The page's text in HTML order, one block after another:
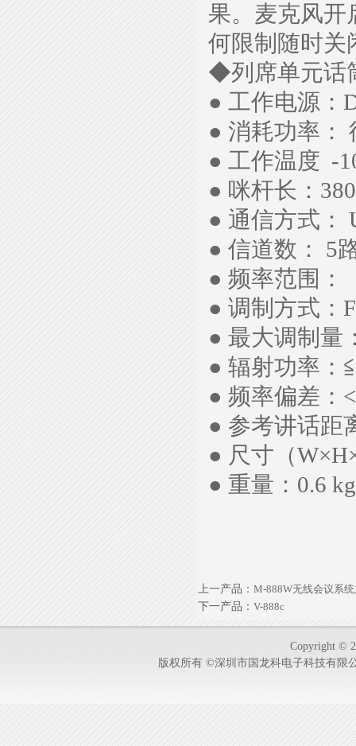
果。麦克风开
何限制随时关
◆列席单元话
● 工作电源：
● 消耗功率：
● 工作温度 -
● 咪杆长：
● 通信方式：
● 信道数： 5
● 频率范围：
● 调制方式：
● 最大调制量
● 辐射功率：
● 频率偏差：
● 参考讲话距
● 尺寸（
● 重量：0.6 kg
上一产品 ： M-888W无线会议系
下一产品 ： V-888c
Copyright ©
版权所有 ©深圳市国龙科电子科技有限